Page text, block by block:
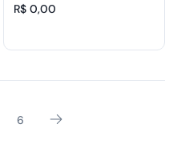
R$ 0,00
6 Seguinte